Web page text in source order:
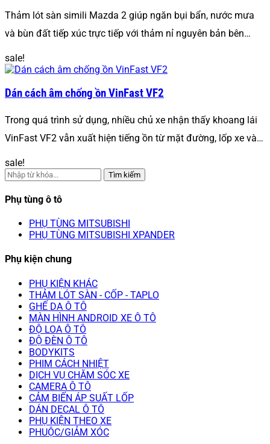
Thảm lót sàn simili Mazda 2 giúp ngăn bụi bẩn, nước mưa
và bùn đất tiếp xúc trực tiếp với thảm nỉ nguyên bản bên…
sale!
Dán cách âm chống ồn VinFast VF2
Trong quá trình sử dụng, nhiều chủ xe nhận thấy khoang lái
VinFast VF2 vẫn xuất hiện tiếng ồn từ mặt đường, lốp xe và…
sale!
Tìm kiếm
Phụ tùng ô tô
PHỤ TÙNG MITSUBISHI
PHỤ TÙNG MITSUBISHI XPANDER
Phụ kiện chung
PHỤ KIỆN KHÁC
THẢM LÓT SÀN - CỐP - TAPLO
GHẾ DA Ô TÔ
MÀN HÌNH ANDROID XE Ô TÔ
ĐỘ LOA Ô TÔ
ĐỘ ĐÈN Ô TÔ
BODYKITS
PHIM CÁCH NHIỆT
DỊCH VỤ CHĂM SÓC XE
CAMERA Ô TÔ
CẢM BIẾN ÁP SUẤT LỐP
DÁN DECAL Ô TÔ
PHỤ KIỆN THEO XE
PHUỘC/GIẢM XÓC